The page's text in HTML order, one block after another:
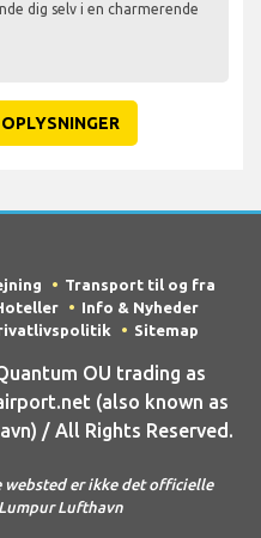
dig selv i en charmerende
Transport til og fra
Info & Nyheder
Sitemap
OU trading as
(also known as
/ All Rights Reserved.
websted er ikke det officielle
Lufthavn